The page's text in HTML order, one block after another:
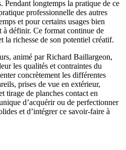
Pendant longtemps la pratique de ce
professionnelle des autres
et pour certains usages bien
à définir. Ce format continue de
la richesse de son potentiel créatif.
animé par Richard Baillargeon,
les qualités et contraintes du
concrètement les différentes
prises de vue en extérieur,
tirage de planches contact en
d’acquérir ou de perfectionner
et d’intégrer ce savoir-faire à